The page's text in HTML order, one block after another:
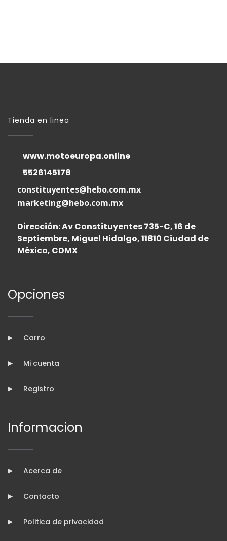
Tienda en linea
www.motoeuropa.online
5526145178
constituyentes@hebo.com.mx
marketing@hebo.com.mx
Dirección: Av Constituyentes 735-C, 16 de
Septiembre, Miguel Hidalgo, 11810 Ciudad de
México, CDMX
Opciones
Carro
Mi cuenta
Registro
Informacion
Acerca de
Contacto
Politica de privacidad